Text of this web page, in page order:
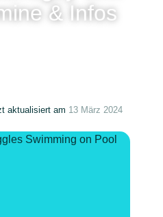
& Infos
aktualisiert am 13 März 2024